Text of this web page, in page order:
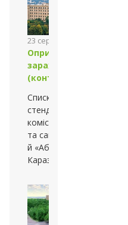
23 серпня 2013 року
Оприлюднено списки
зарахованих
(контракт)
Списки оприлюднено на
стендах Приймальної
комісії
та сайтах — університету
й «Абітурієнт
Каразінського»